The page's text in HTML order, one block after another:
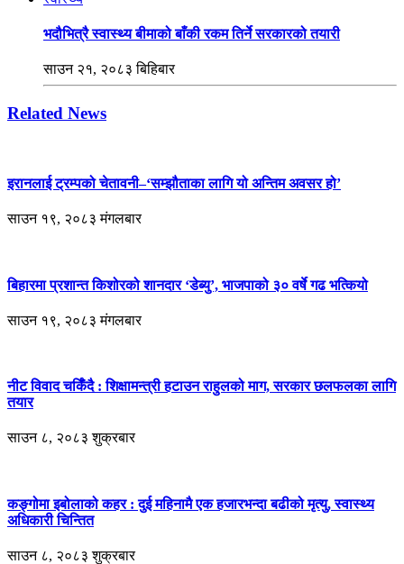
भदौभित्रै स्वास्थ्य बीमाको बाँकी रकम तिर्ने सरकारको तयारी
साउन २१, २०८३ बिहिबार
Related News
इरानलाई ट्रम्पको चेतावनी–‘सम्झौताका लागि यो अन्तिम अवसर हो’
साउन १९, २०८३ मंगलबार
बिहारमा प्रशान्त किशोरको शानदार ‘डेब्यु’, भाजपाको ३० वर्षे गढ भत्कियो
साउन १९, २०८३ मंगलबार
नीट विवाद चर्किँदै : शिक्षामन्त्री हटाउन राहुलको माग, सरकार छलफलका लागि
तयार
साउन ८, २०८३ शुक्रबार
कङ्गोमा इबोलाको कहर : दुई महिनामै एक हजारभन्दा बढीको मृत्यु, स्वास्थ्य
अधिकारी चिन्तित
साउन ८, २०८३ शुक्रबार